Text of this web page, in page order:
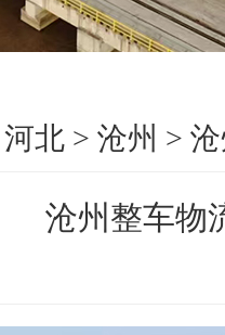
河北 > 沧州 >
沧州整车物